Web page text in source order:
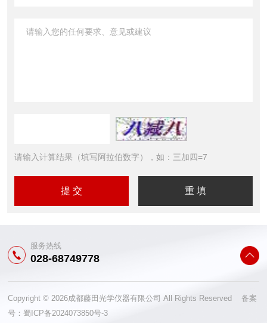
请输入计算结果（填写阿拉伯数字），如：三加四=7
服务热线
028-68749778
Copyright © 2026成都藤田光学仪器有限公司 All Rights Reserved 备案
号：蜀ICP备2024073850号-3